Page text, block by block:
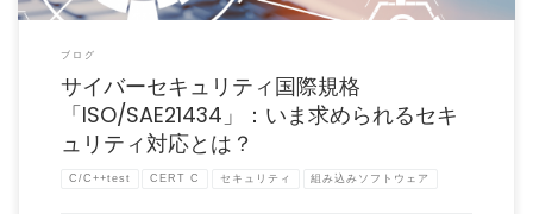
ブログ
サイバーセキュリティ国際規格
「ISO/SAE21434」：いま求められるセキ
ュリティ対応とは？
C/C++test CERT C セキュリティ 組み込みソフトウェア